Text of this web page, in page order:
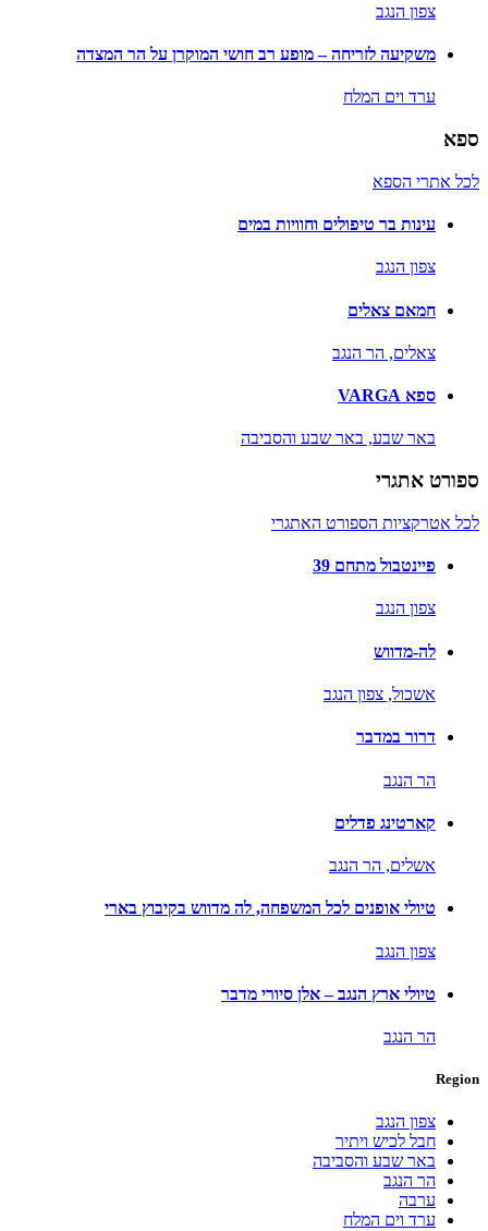
צפון הנגב
משקיעה לזריחה – מופע רב חושי המוקרן על הר המצדה
ערד וים המלח
ספא
לכל אתרי הספא
עינות בר טיפולים וחוויות במים
צפון הנגב
חמאם צאלים
צאלים, הר הנגב
ספא VARGA
באר שבע, באר שבע והסביבה
ספורט אתגרי
לכל אטרקציות הספורט האתגרי
פיינטבול מתחם 39
צפון הנגב
לה-מדווש
אשכול, צפון הנגב
דרור במדבר
הר הנגב
קארטינג פדלים
אשלים, הר הנגב
טיולי אופנים לכל המשפחה, לה מדווש בקיבוץ בארי
צפון הנגב
טיולי ארץ הנגב – אלן סיורי מדבר
הר הנגב
Region
צפון הנגב
חבל לכיש ויתיר
באר שבע והסביבה
הר הנגב
ערבה
ערד וים המלח